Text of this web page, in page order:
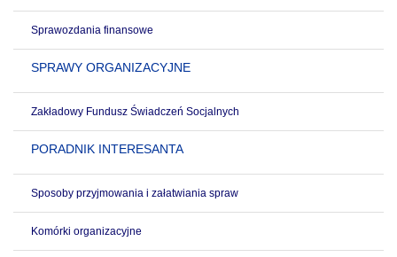
Sprawozdania finansowe
SPRAWY ORGANIZACYJNE
Zakładowy Fundusz Świadczeń Socjalnych
PORADNIK INTERESANTA
Sposoby przyjmowania i załatwiania spraw
Komórki organizacyjne